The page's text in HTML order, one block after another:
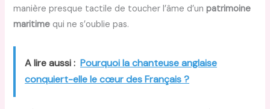
manière presque tactile de toucher l’âme d’unpatrimoine
maritime qui ne s’oublie pas.
A lire aussi : Pourquoi la chanteuse anglaise
conquiert-elle le cœur des Français ?